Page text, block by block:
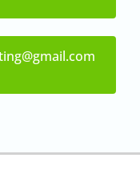
gmail.com